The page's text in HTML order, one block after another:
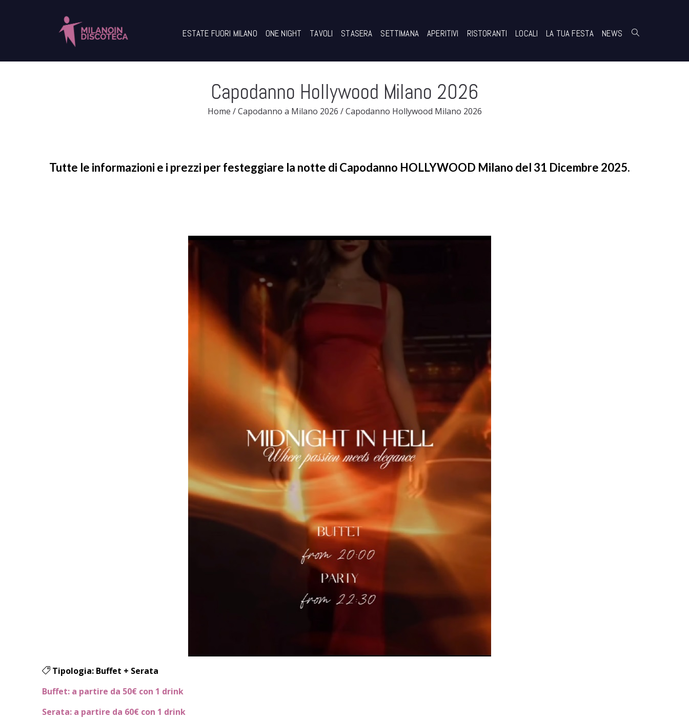
ESTATE FUORI MILANO ONE NIGHT TAVOLI STASERA SETTIMANA APERITIVI RISTORANTI LOCALI LA TUA FESTA NEWS
Capodanno Hollywood Milano 2026
Home / Capodanno a Milano 2026 /Capodanno Hollywood Milano 2026
Tutte le informazioni e i prezzi per festeggiare la notte di Capodanno HOLLYWOOD Milano del 31 Dicembre 2025.
Tipologia: Buffet + Serata
Buffet: a partire da 50€ con 1 drink
Serata: a partire da 60€ con 1 drink